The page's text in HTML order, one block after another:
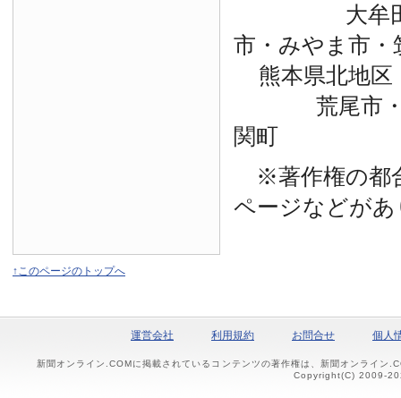
大牟田市
市・みやま市・
熊本県北地区
荒尾市・玉
関町
※著作権の都
ページなどが
↑このページのトップへ
運営会社 利用規約 お問合せ 個人
新聞オンライン.COMに掲載されているコンテンツの著作権は、新聞オンライン
Copyright(C) 2009-